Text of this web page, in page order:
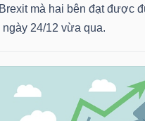
mà hai bên đạt được
24/12 vừa qua.